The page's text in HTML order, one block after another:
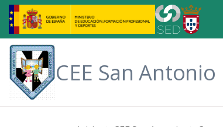
Saltar al contenido principal
CEE San Antonio